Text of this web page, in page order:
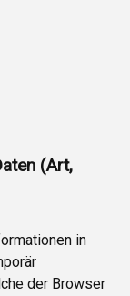
(Art,
in
der Browser